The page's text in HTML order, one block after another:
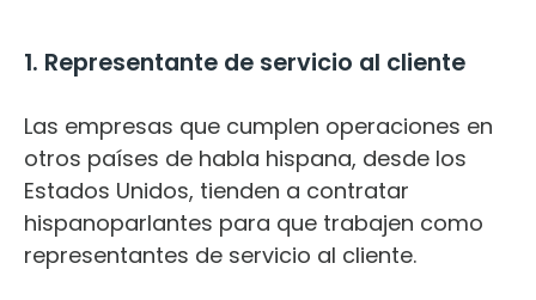
1. Representante de servicio al cliente
Las empresas que cumplen operaciones en
otros países de habla hispana, desde los
Estados Unidos, tienden a contratar
hispanoparlantes para que trabajen como
representantes de servicio al cliente.